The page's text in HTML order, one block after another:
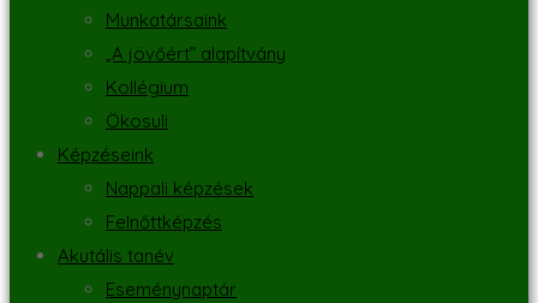
Munkatársaink
„A jövőért” alapítvány
Kollégium
Ökosuli
Képzéseink
Nappali képzések
Felnőttképzés
Akutális tanév
Eseménynaptár